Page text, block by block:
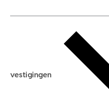
aankoopadvies
verkoopadvies
hypotheekadvies
hypotheek berekenen
maximale hypotheek
hypotheek
vestigingen